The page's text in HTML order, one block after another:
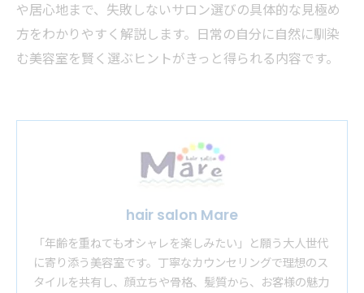
や居心地まで、失敗しないサロン選びの具体的な見極め
方をわかりやすく解説します。日常の自分に自然に馴染
む美容室を賢く選ぶヒントがきっと得られる内容です。
hair salon Mare
「年齢を重ねてもオシャレを楽しみたい」と願う大人世代
に寄り添う美容室です。丁寧なカウンセリングで理想のス
タイルを共有し、顔立ちや骨格、髪質から、お客様の魅力